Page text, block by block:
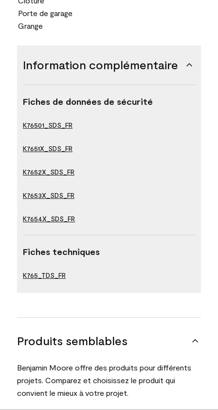
Porte de garage
Grange
Information complémentaire
Fiches de données de sécurité
K76501_SDS_FR
K7651X_SDS_FR
K7652X_SDS_FR
K7653X_SDS_FR
K7654X_SDS_FR
Fiches techniques
K765_TDS_FR
Produits semblables
Benjamin Moore offre des produits pour différents
projets. Comparez et choisissez le produit qui
convient le mieux à votre projet.